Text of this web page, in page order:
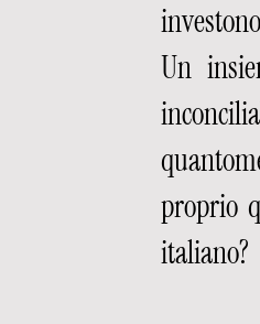
Un
proprio
italiano?